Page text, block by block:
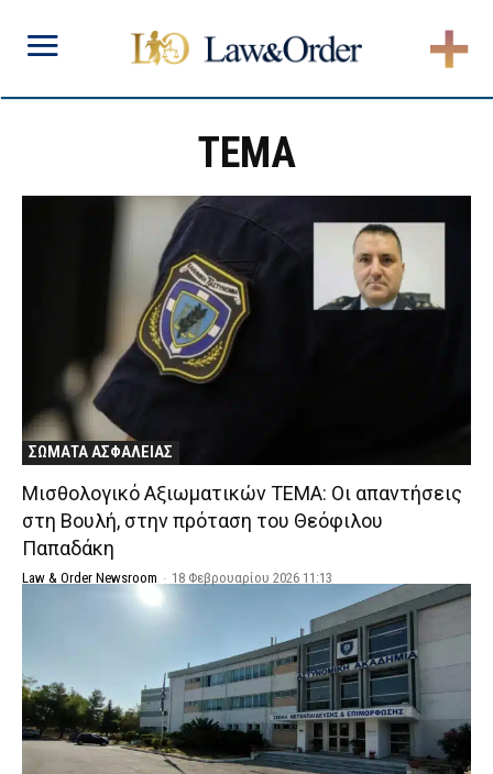
ΤΕΜΑ
ΣΩΜΑΤΑ ΑΣΦΑΛΕΙΑΣ
Μισθολογικό Αξιωματικών ΤΕΜΑ: Οι απαντήσεις
στη Βουλή, στην πρόταση του Θεόφιλου
Παπαδάκη
Law & Order Newsroom - 18 Φεβρουαρίου 2026 11:13